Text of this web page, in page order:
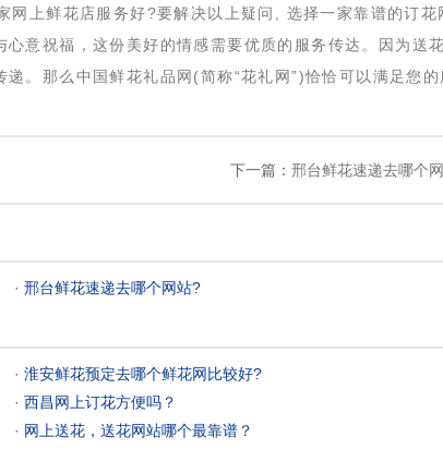
网上鲜花店服务好?要解决以上疑问, 选择一家靠谱的订花
意祝福，这份美好的情感需要优质的服务传达。因为送
。那么中国鲜花礼品网(简称“花礼网”)恰恰可以满足您的
下一篇：邢台鲜花速递去哪个
· 邢台鲜花速递去哪个网站?
· 淮安鲜花预定去哪个鲜花网比较好?
· 西昌网上订花方便吗？
· 网上送花，送花网站哪个最靠谱？